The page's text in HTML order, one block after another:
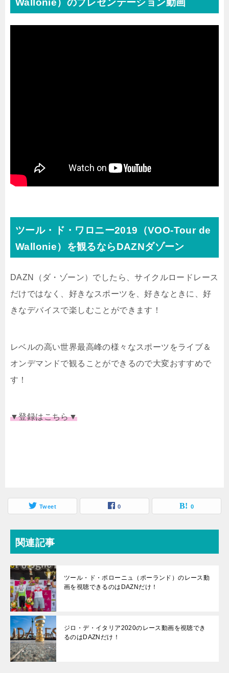
ツール・ド・ワロニー2019（VOO-Tour de
Wallonie）を観るならDAZNダゾーン
DAZN（ダ・ゾーン）でしたら、サイクルロードレース
だけではなく、好きなスポーツを、好きなときに、好
きなデバイスで楽しむことができます！
レベルの高い世界最高峰の様々なスポーツをライブ＆
オンデマンドで観ることができるので大変おすすめで
す！
▼登録はこちら▼
Tweet 0 0
関連記事
ツール・ド・ポローニュ（ポーランド）のレース動
画を視聴できるのはDAZNだけ！
ジロ・デ・イタリア2020のレース動画を視聴でき
るのはDAZNだけ！